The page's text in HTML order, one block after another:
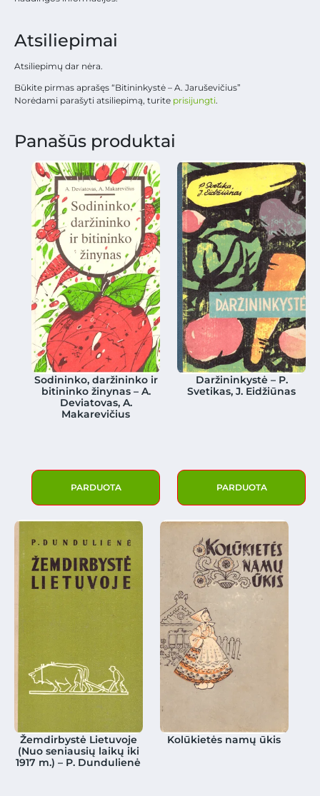
Atsiliepimai
Atsiliepimų dar nėra.
Būkite pirmas aprašęs “Bitininkystė – A. Jaruševičius”
Norėdami parašyti atsiliepimą, turite prisijungti.
Panašūs produktai
Sodininko, daržininko ir
bitininko žinynas – A.
Deviatovas, A.
Makarevičius
PARDUOTA
Daržininkystė – P.
Svetikas, J. Eidžiūnas
PARDUOTA
Žemdirbystė Lietuvoje
(Nuo seniausių laikų iki
1917 m.) – P. Dundulienė
Kolūkietės namų ūkis